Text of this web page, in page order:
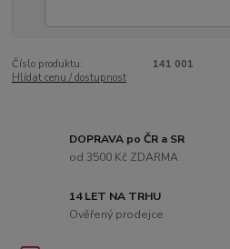
Číslo produktu:
141 001
Hlídat cenu / dostupnost
DOPRAVA po ČR a SR
od 3500 Kč ZDARMA
14 LET NA TRHU
Ověřený prodejce